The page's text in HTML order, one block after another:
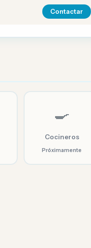
Contactar
🍳
Cocineros
Próximamente